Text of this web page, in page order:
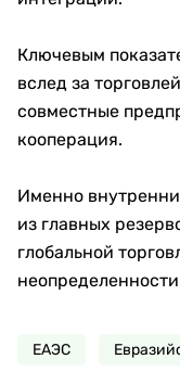
Ключевым
вслед за
совместные
кооперация.
Именно
из главных
глобальной
ЕАЭС